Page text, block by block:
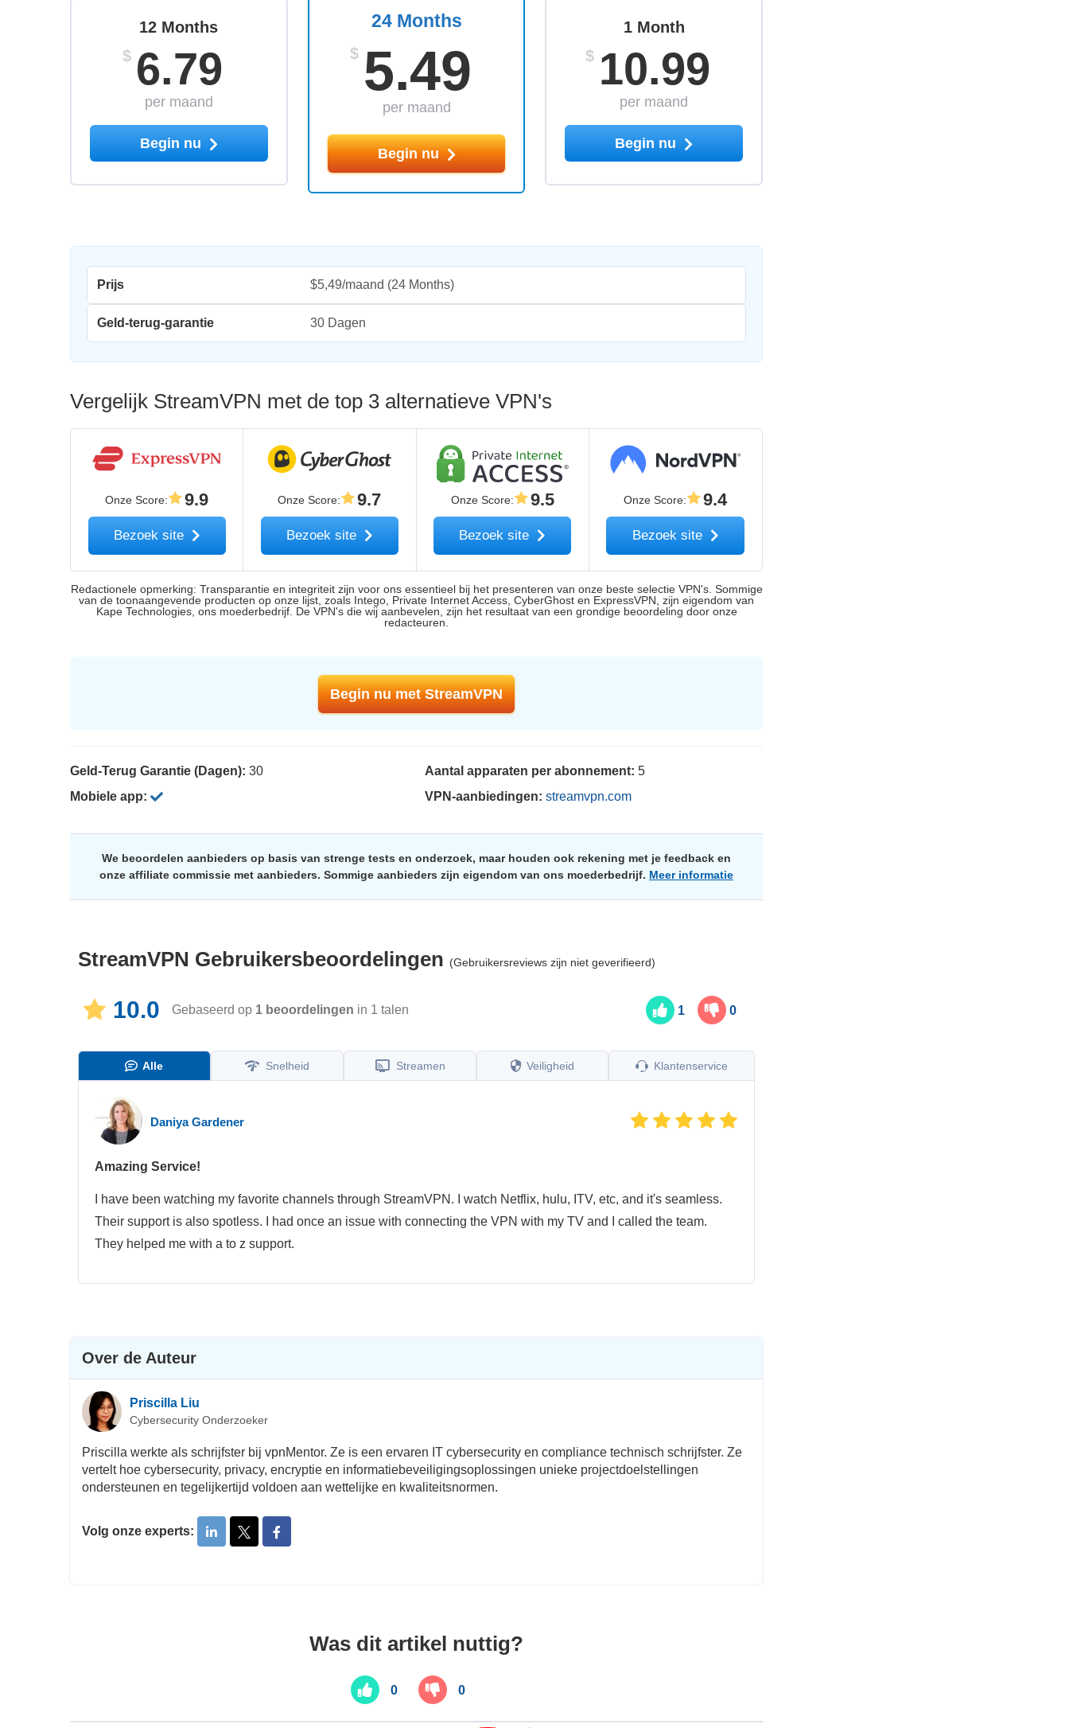
24 Months
$ 5.49
per maand
Begin nu
12 Months
$ 6.79
per maand
Begin nu
1 Month
$ 10.99
per maand
Begin nu
Prijs $5,49/maand (24 Months)
Geld-terug-garantie 30 Dagen
Vergelijk StreamVPN met de top 3 alternatieve VPN's
Onze Score: 9.9
Bezoek site
Onze Score: 9.7
Bezoek site
Onze Score: 9.5
Bezoek site
Onze Score: 9.4
Bezoek site
Redactionele opmerking: Transparantie en integriteit zijn voor ons essentieel bij het presenteren van onze beste selectie VPN's. Sommige
van de toonaangevende producten op onze lijst, zoals Intego, Private Internet Access, CyberGhost en ExpressVPN, zijn eigendom van
Kape Technologies, ons moederbedrijf. De VPN's die wij aanbevelen, zijn het resultaat van een grondige beoordeling door onze
redacteuren.
Begin nu met StreamVPN
Geld-Terug Garantie (Dagen): 30
Mobiele app:
Aantal apparaten per abonnement: 5
VPN-aanbiedingen: streamvpn.com
We beoordelen aanbieders op basis van strenge tests en onderzoek, maar houden ook rekening met je feedback en
onze affiliate commissie met aanbieders. Sommige aanbieders zijn eigendom van ons moederbedrijf. Meer informatie
StreamVPN Gebruikersbeoordelingen (Gebruikersreviews zijn niet geverifieerd)
10.0 Gebaseerd op 1 beoordelingen in 1 talen 1 0
Alle Snelheid Streamen Veiligheid Klantenservice
Daniya Gardener
Amazing Service!
I have been watching my favorite channels through StreamVPN. I watch Netflix, hulu, ITV, etc, and it's seamless.
Their support is also spotless. I had once an issue with connecting the VPN with my TV and I called the team.
They helped me with a to z support.
Over de Auteur
Priscilla Liu
Cybersecurity Onderzoeker
Priscilla werkte als schrijfster bij vpnMentor. Ze is een ervaren IT cybersecurity en compliance technisch schrijfster. Ze
vertelt hoe cybersecurity, privacy, encryptie en informatiebeveiligingsoplossingen unieke projectdoelstellingen
ondersteunen en tegelijkertijd voldoen aan wettelijke en kwaliteitsnormen.
Volg onze experts:
Was dit artikel nuttig?
0 0